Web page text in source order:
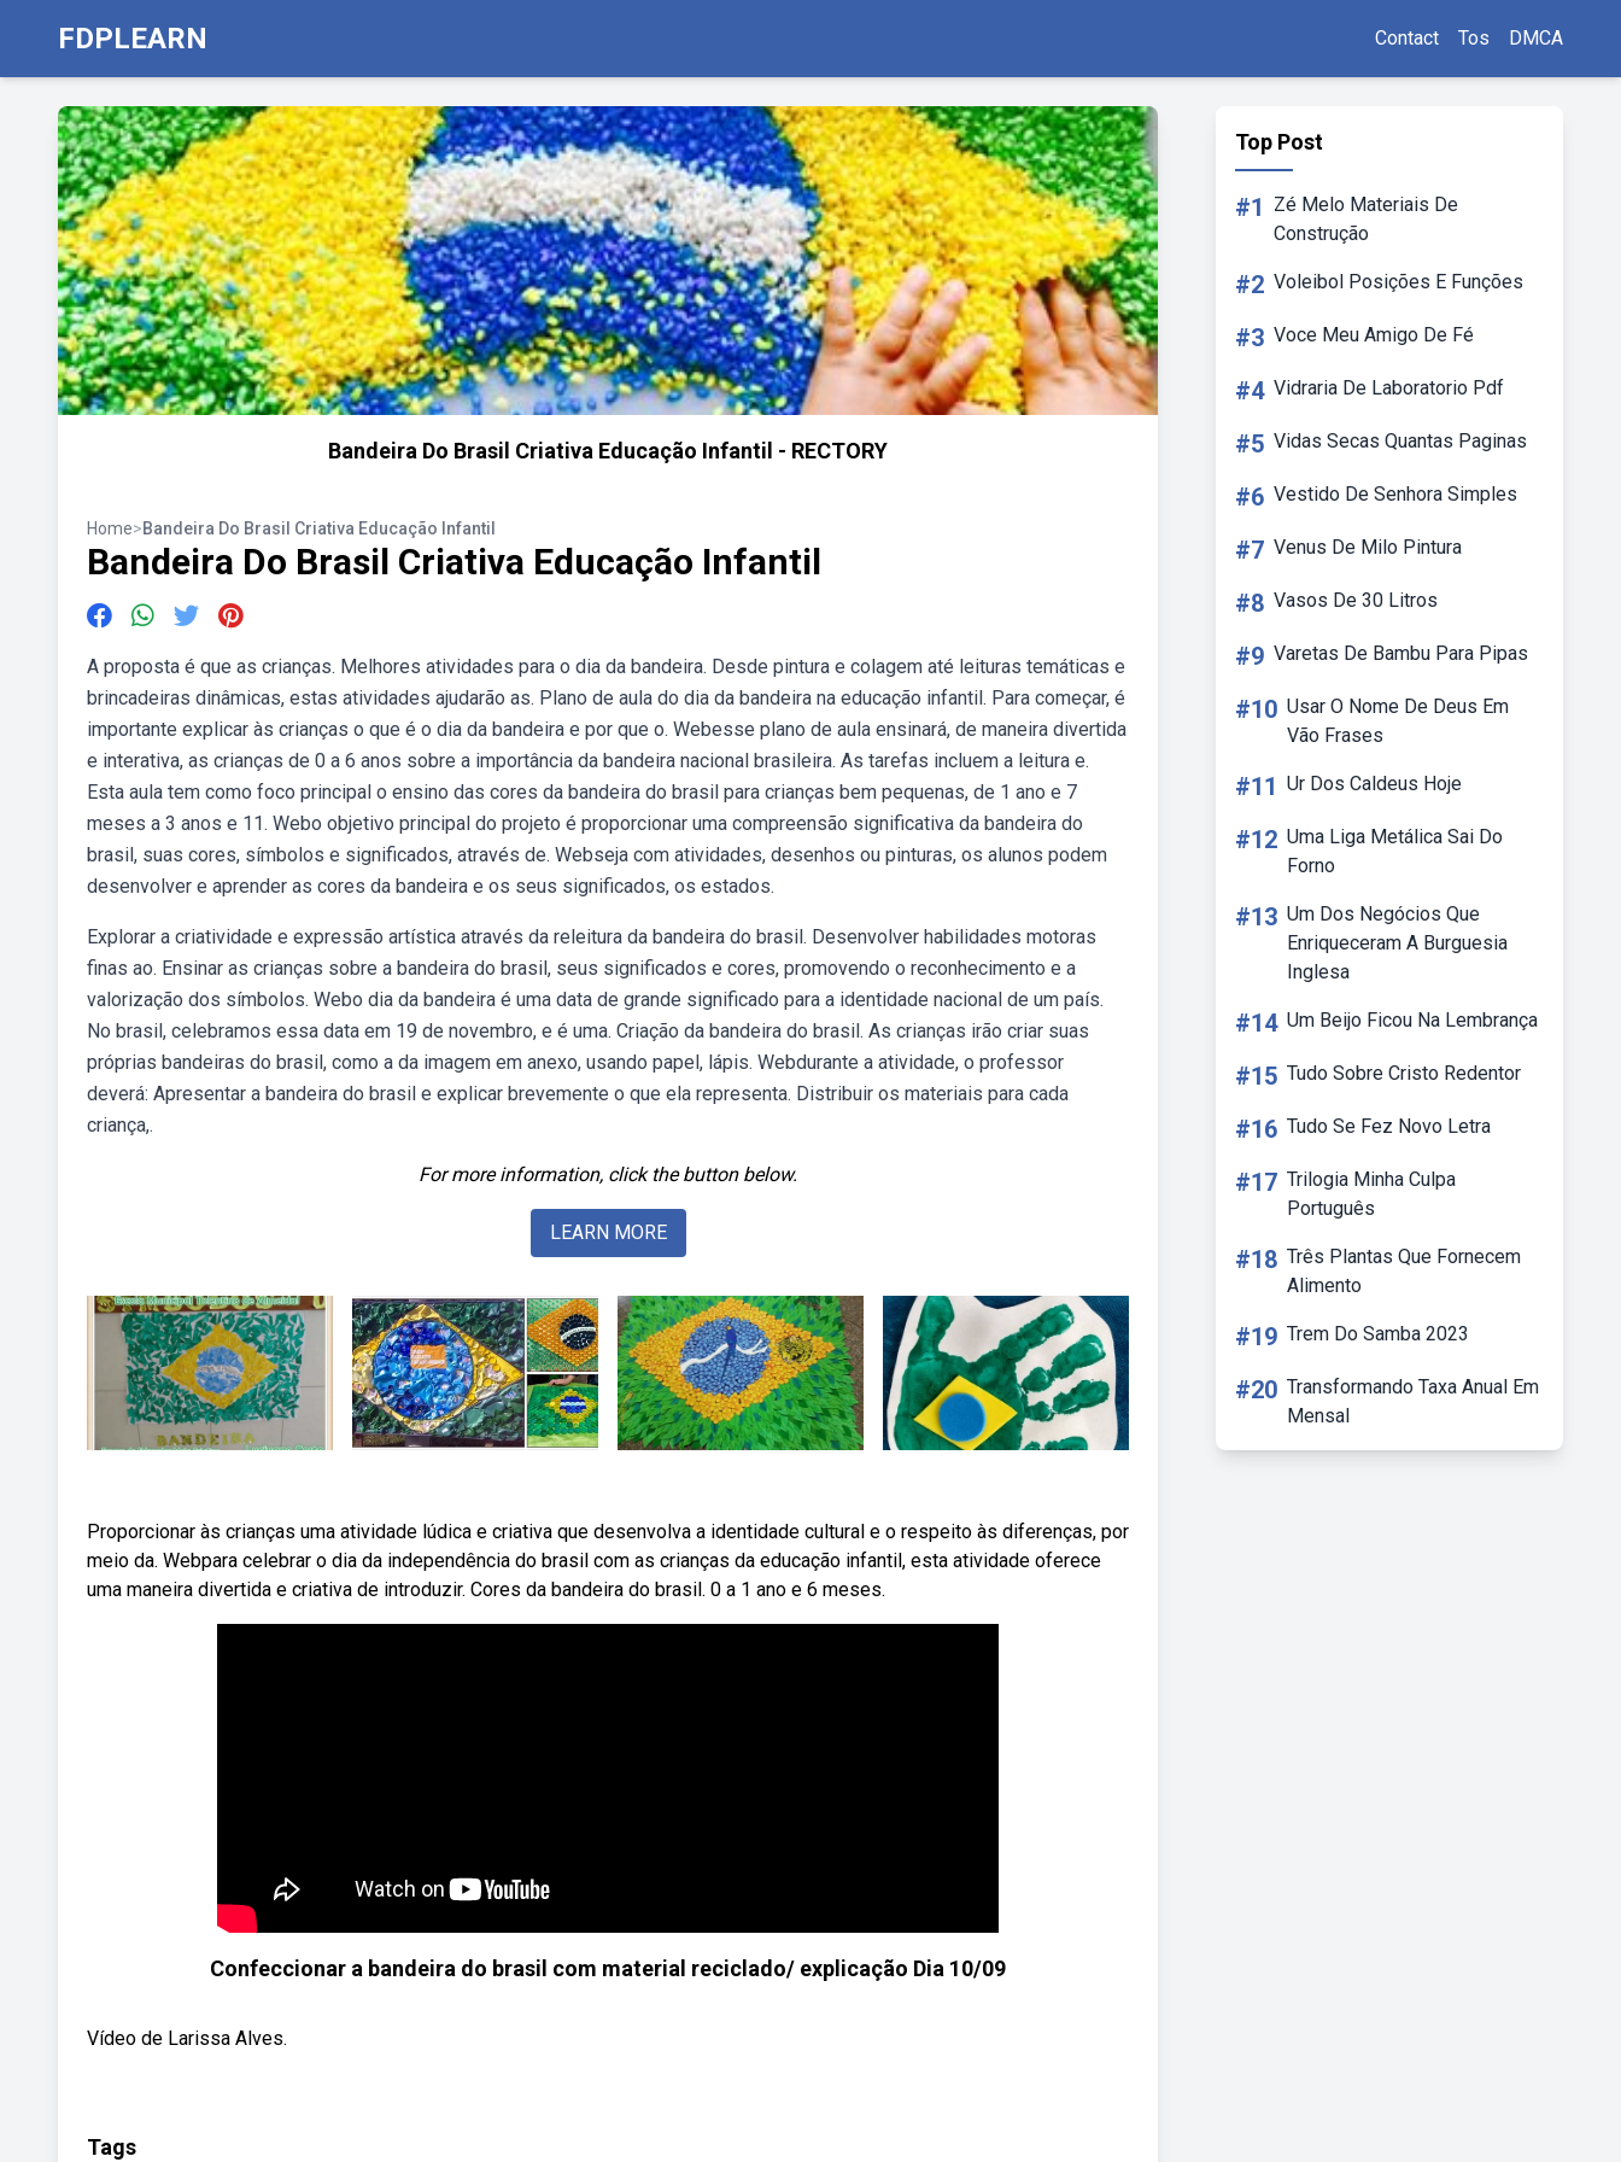
FDPLEARN Contact Tos DMCA
Bandeira Do Brasil Criativa Educação Infantil - RECTORY
Home>Bandeira Do Brasil Criativa Educação Infantil
Bandeira Do Brasil Criativa Educação Infantil
A proposta é que as crianças. Melhores atividades para o dia da bandeira. Desde pintura e colagem até leituras temáticas e
brincadeiras dinâmicas, estas atividades ajudarão as. Plano de aula do dia da bandeira na educação infantil. Para começar, é
importante explicar às crianças o que é o dia da bandeira e por que o. Webesse plano de aula ensinará, de maneira divertida
e interativa, as crianças de 0 a 6 anos sobre a importância da bandeira nacional brasileira. As tarefas incluem a leitura e.
Esta aula tem como foco principal o ensino das cores da bandeira do brasil para crianças bem pequenas, de 1 ano e 7
meses a 3 anos e 11. Webo objetivo principal do projeto é proporcionar uma compreensão significativa da bandeira do
brasil, suas cores, símbolos e significados, através de. Webseja com atividades, desenhos ou pinturas, os alunos podem
desenvolver e aprender as cores da bandeira e os seus significados, os estados.
Explorar a criatividade e expressão artística através da releitura da bandeira do brasil. Desenvolver habilidades motoras
finas ao. Ensinar as crianças sobre a bandeira do brasil, seus significados e cores, promovendo o reconhecimento e a
valorização dos símbolos. Webo dia da bandeira é uma data de grande significado para a identidade nacional de um país.
No brasil, celebramos essa data em 19 de novembro, e é uma. Criação da bandeira do brasil. As crianças irão criar suas
próprias bandeiras do brasil, como a da imagem em anexo, usando papel, lápis. Webdurante a atividade, o professor
deverá: Apresentar a bandeira do brasil e explicar brevemente o que ela representa. Distribuir os materiais para cada
criança,.
For more information, click the button below.
LEARN MORE
Proporcionar às crianças uma atividade lúdica e criativa que desenvolva a identidade cultural e o respeito às diferenças, por
meio da. Webpara celebrar o dia da independência do brasil com as crianças da educação infantil, esta atividade oferece
uma maneira divertida e criativa de introduzir. Cores da bandeira do brasil. 0 a 1 ano e 6 meses.
Confeccionar a bandeira do brasil com material reciclado/ explicação Dia 10/09
Vídeo de Larissa Alves.
Tags
Top Post
#1
Zé Melo Materiais De
Construção
#2 Voleibol Posições E Funções
#3 Voce Meu Amigo De Fé
#4 Vidraria De Laboratorio Pdf
#5 Vidas Secas Quantas Paginas
#6 Vestido De Senhora Simples
#7 Venus De Milo Pintura
#8 Vasos De 30 Litros
#9 Varetas De Bambu Para Pipas
#10 Usar O Nome De Deus Em
Vão Frases
#11 Ur Dos Caldeus Hoje
#12 Uma Liga Metálica Sai Do
Forno
#13 Um Dos Negócios Que
Enriqueceram A Burguesia
Inglesa
#14 Um Beijo Ficou Na Lembrança
#15 Tudo Sobre Cristo Redentor
#16 Tudo Se Fez Novo Letra
#17 Trilogia Minha Culpa
Português
#18 Três Plantas Que Fornecem
Alimento
#19 Trem Do Samba 2023
#20 Transformando Taxa Anual Em
Mensal